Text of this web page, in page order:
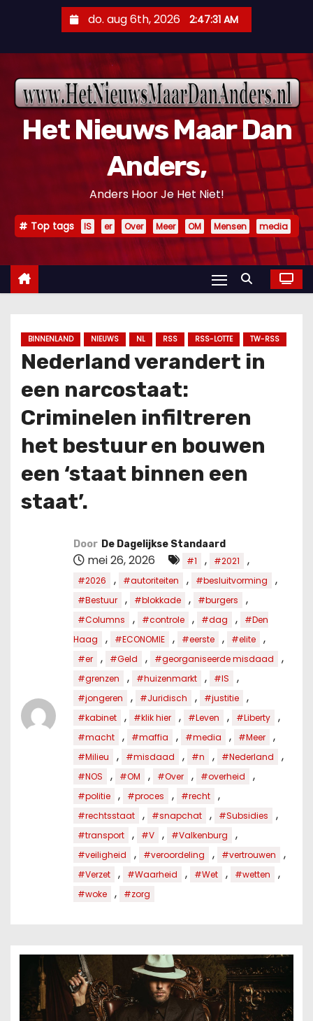
n
do. aug 6th, 2026 2:47:32 AM
Het Nieuws Maar Dan
Anders,
Anders Hoor Je Het Niet!
Top tags IS er Over Meer OM Mensen media
BINNENLAND NIEUWS NL RSS RSS-LOTTE TW-RSS
Nederland verandert in
een narcostaat:
Criminelen infiltreren
het bestuur en bouwen
een ‘staat binnen een
staat’.
Door De Dagelijkse Standaard
mei 26, 2026 #1 , #2021 ,
#2026 , #autoriteiten , #besluitvorming ,
#Bestuur , #blokkade , #burgers ,
#Columns , #controle , #dag ,
#Den
Haag
, #ECONOMIE , #eerste , #elite ,
#er , #Geld , #georganiseerde misdaad ,
#grenzen , #huizenmarkt , #IS ,
#jongeren , #Juridisch , #justitie ,
#kabinet , #klik hier , #Leven , #Liberty ,
#macht , #maffia , #media , #Meer ,
#Milieu , #misdaad , #n , #Nederland ,
#NOS , #OM , #Over , #overheid ,
#politie , #proces , #recht ,
#rechtsstaat , #snapchat , #Subsidies ,
#transport , #V , #Valkenburg ,
#veiligheid , #veroordeling , #vertrouwen ,
#Verzet , #Waarheid , #Wet , #wetten ,
#woke , #zorg